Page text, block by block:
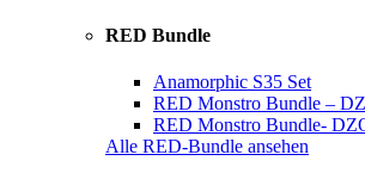
RED Bundle
Anamorphic S35 Set
RED Monstro Bundle –
RED Monstro Bundle-
Alle RED-Bundle ansehen